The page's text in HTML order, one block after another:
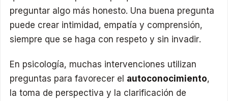
preguntar algo más honesto. Una buena pregunta
puede crear intimidad, empatía y comprensión,
siempre que se haga con respeto y sin invadir.
En psicología, muchas intervenciones utilizan
preguntas para favorecer el autoconocimiento,
la toma de perspectiva y la clarificación de